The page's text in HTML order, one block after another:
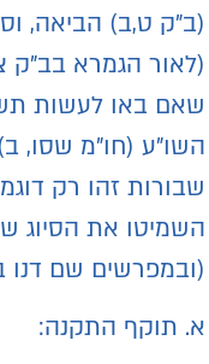
ט,ב) הביאה,
הגמרא בב"ק
באו לעשות
(חו"מ שסו,
זהו רק
את הסיוג
שם דנו
תוקף התקנה: